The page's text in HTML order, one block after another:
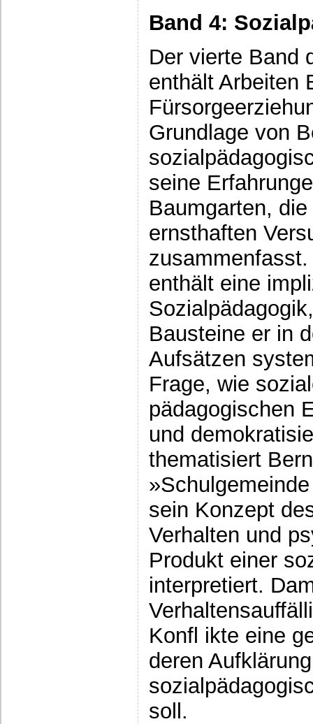
Band 4:
Der vierte Band
enthält Arbeiten
Grundlage von
seine
Baumgarten,
ernsthaften
enthält eine
Bausteine er in
Aufsätzen
Frage, wie
pädagogischen
und
thematisiert
sein Konzept
Verhalten und
Produkt einer
interpretiert.
Konfl ikte eine
deren
soll.